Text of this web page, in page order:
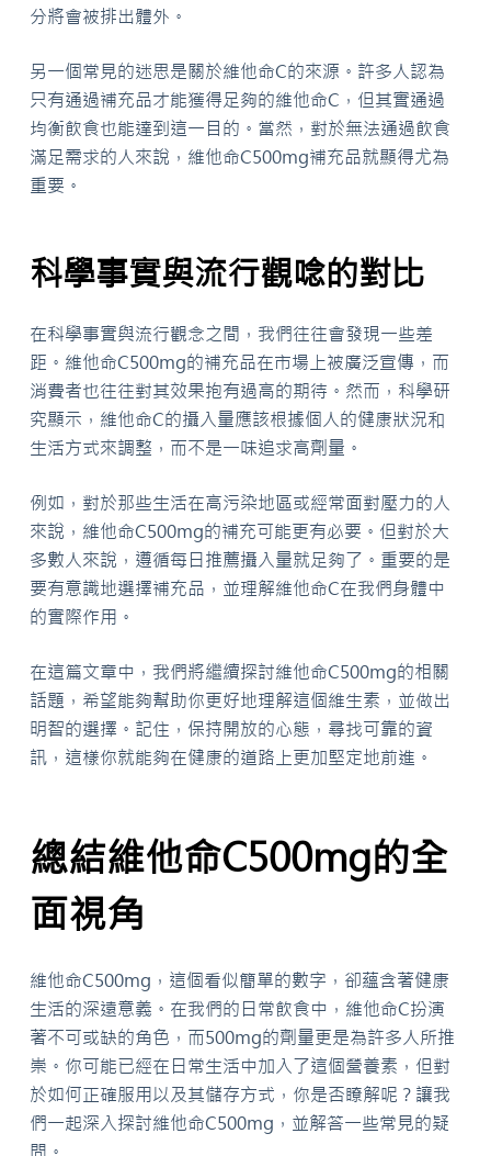
分將會被排出體外。
另一個常見的迷思是關於維他命C的來源。許多人認為
只有通過補充品才能獲得足夠的維他命C，但其實通過
均衡飲食也能達到這一目的。當然，對於無法通過飲食
滿足需求的人來說，維他命C500mg補充品就顯得尤為
重要。
科學事實與流行觀唸的對比
在科學事實與流行觀念之間，我們往往會發現一些差
距。維他命C500mg的補充品在市場上被廣泛宣傳，而
消費者也往往對其效果抱有過高的期待。然而，科學研
究顯示，維他命C的攝入量應該根據個人的健康狀況和
生活方式來調整，而不是一味追求高劑量。
例如，對於那些生活在高污染地區或經常面對壓力的人
來說，維他命C500mg的補充可能更有必要。但對於大
多數人來說，遵循每日推薦攝入量就足夠了。重要的是
要有意識地選擇補充品，並理解維他命C在我們身體中
的實際作用。
在這篇文章中，我們將繼續探討維他命C500mg的相關
話題，希望能夠幫助你更好地理解這個維生素，並做出
明智的選擇。記住，保持開放的心態，尋找可靠的資
訊，這樣你就能夠在健康的道路上更加堅定地前進。
總結維他命C500mg的全
面視角
維他命C500mg，這個看似簡單的數字，卻蘊含著健康
生活的深遠意義。在我們的日常飲食中，維他命C扮演
著不可或缺的角色，而500mg的劑量更是為許多人所推
崇。你可能已經在日常生活中加入了這個營養素，但對
於如何正確服用以及其儲存方式，你是否瞭解呢？讓我
們一起深入探討維他命C500mg，並解答一些常見的疑
問。